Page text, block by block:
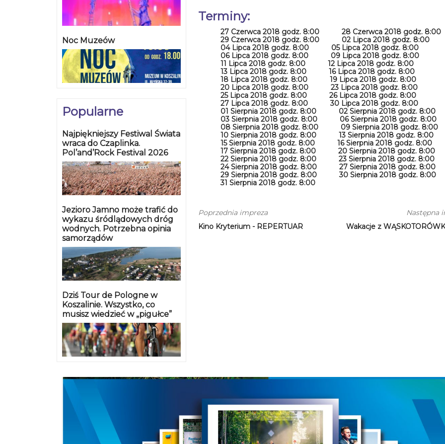
Noc Muzeów
Popularne
Najpiękniejszy Festiwal Świata
wraca do Czaplinka.
Pol’and’Rock Festival 2026
Jezioro Jamno może trafić do
wykazu śródlądowych dróg
wodnych. Potrzebna opinia
samorządów
Dziś Tour de Pologne w
Koszalinie. Wszystko, co
musisz wiedzieć w „pigułce”
Terminy:
27 Czerwca 2018 godz. 8:00
28 Czerwca 2018 godz. 8:00
29 Czerwca 2018 godz. 8:00
02 Lipca 2018 godz. 8:00
04 Lipca 2018 godz. 8:00
05 Lipca 2018 godz. 8:00
06 Lipca 2018 godz. 8:00
09 Lipca 2018 godz. 8:00
11 Lipca 2018 godz. 8:00
12 Lipca 2018 godz. 8:00
13 Lipca 2018 godz. 8:00
16 Lipca 2018 godz. 8:00
18 Lipca 2018 godz. 8:00
19 Lipca 2018 godz. 8:00
20 Lipca 2018 godz. 8:00
23 Lipca 2018 godz. 8:00
25 Lipca 2018 godz. 8:00
26 Lipca 2018 godz. 8:00
27 Lipca 2018 godz. 8:00
30 Lipca 2018 godz. 8:00
01 Sierpnia 2018 godz. 8:00
02 Sierpnia 2018 godz. 8:00
03 Sierpnia 2018 godz. 8:00
06 Sierpnia 2018 godz. 8:00
08 Sierpnia 2018 godz. 8:00
09 Sierpnia 2018 godz. 8:00
10 Sierpnia 2018 godz. 8:00
13 Sierpnia 2018 godz. 8:00
15 Sierpnia 2018 godz. 8:00
16 Sierpnia 2018 godz. 8:00
17 Sierpnia 2018 godz. 8:00
20 Sierpnia 2018 godz. 8:00
22 Sierpnia 2018 godz. 8:00
23 Sierpnia 2018 godz. 8:00
24 Sierpnia 2018 godz. 8:00
27 Sierpnia 2018 godz. 8:00
29 Sierpnia 2018 godz. 8:00
30 Sierpnia 2018 godz. 8:00
31 Sierpnia 2018 godz. 8:00
Poprzednia impreza
Kino Kryterium - REPERTUAR
Następna
Wakacje z